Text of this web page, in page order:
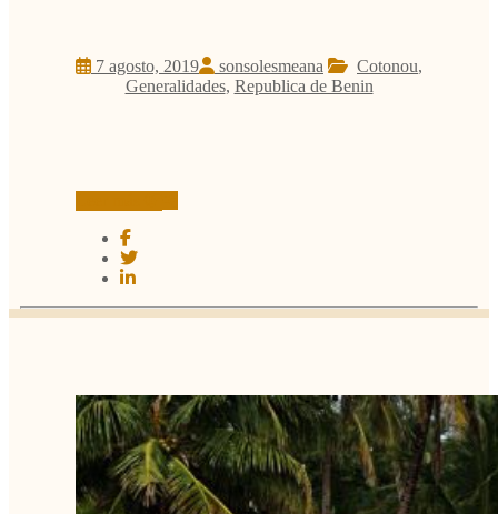
7 agosto, 2019 sonsolesmeana Cotonou,
Generalidades, Republica de Benin